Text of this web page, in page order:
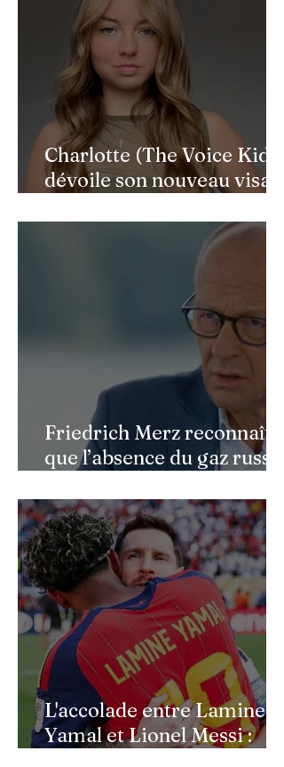
Charlotte (The Voice Kids)
dévoile son nouveau visage
faciale : une renaissance
bouleversante pour ses 16
Friedrich Merz reconnaît
que l’absence du gaz russe
l’économie allemande
L'accolade entre Lamine
Yamal et Lionel Messi :